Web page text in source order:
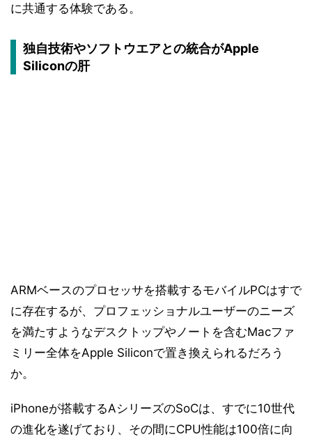
に共通する体験である。
独自技術やソフトウエアとの統合がApple
Siliconの肝
ARMベースのプロセッサを搭載するモバイルPCはすで
に存在するが、プロフェッショナルユーザーのニーズ
を満たすようなデスクトップやノートを含むMacファ
ミリー全体をApple Siliconで置き換えられるだろう
か。
iPhoneが搭載するAシリーズのSoCは、すでに10世代
の進化を遂げており、その間にCPU性能は100倍に向